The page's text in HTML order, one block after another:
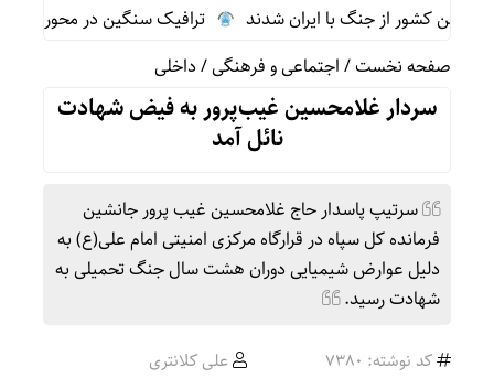
ترافیک سنگین در محورهای
صفحه نخست/اجتماعی و فرهنگی/داخلی
سردار غلامحسین غیب‌پرور به فیض شهادت
نائل آمد
سرتیپ پاسدار حاج غلامحسین غیب پرور جانشین
فرمانده کل سپاه در قرارگاه مرکزی امنیتی امام علی(ع) به
دلیل عوارض شیمیایی دوران هشت سال جنگ تحمیلی به
شهادت رسید.
کد نوشته: 7380
علی کلانتری